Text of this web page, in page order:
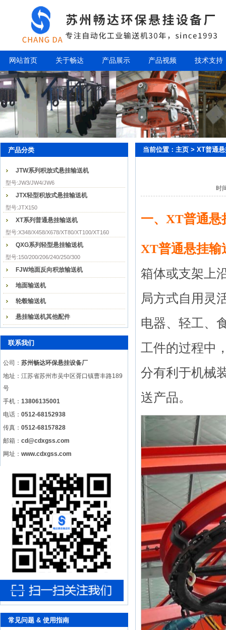
网站首页 关于畅达 产品展示 产品视频 技术支持
产品分类
JTW系列积放式悬挂输送机
型号:JW3/JW4/JW6
JTX轻型积放式悬挂输送机
型号:JTX150
XT系列普通悬挂输送机
型号:X348/X458/X678/XT80/XT100/XT160
QXG系列轻型悬挂输送机
型号:150/200/206/240/250/300
FJW地面反向积放输送机
地面输送机
轮毂输送机
悬挂输送机其他配件
联系我们
公司： 苏州畅达环保悬挂设备厂
地址：江苏省苏州市吴中区胥口镇曹丰路189
号
手机： 13806135001
电话： 0512-68152938
传真： 0512-68157828
邮箱： cd@cdxgss.com
网址： www.cdxgss.com
常见问题 & 使用指南
当前位置： 主页 > XT普通
时
一、 XT普通悬
XT普通悬挂输
箱体或支架上
局方式自用灵
电器、轻工、
工件的过程中
分有利于机械
送产品。